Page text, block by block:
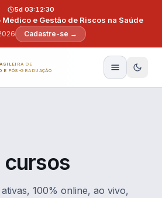
e Gestão de Riscos na Saúde
5d 03:12:29
Cadastre-se →
DE
E PÓS-GRADUAÇÃO
cursos
100% online, ao vivo,